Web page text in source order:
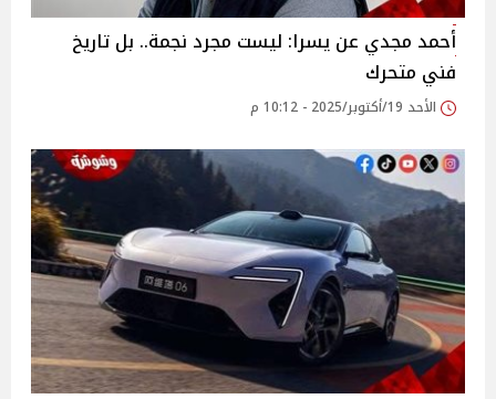
أحمد مجدي عن يسرا: ليست مجرد نجمة.. بل تاريخ
فني متحرك
الأحد 19/أكتوبر/2025 - 10:12 م